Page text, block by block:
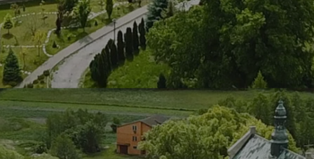
Aktualności
Rekrutacja
Fundacja
Konkurs organowy